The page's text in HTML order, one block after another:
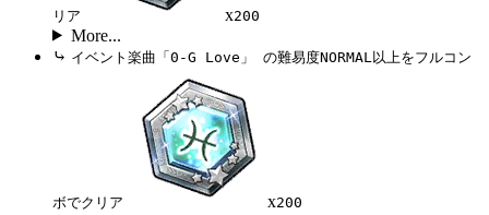
リア x200
More...
⤷ イベント楽曲「0-G Love」 の難易度NORMAL以上をフルコン
ボでクリア x200